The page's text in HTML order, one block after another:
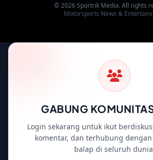
© 2026 Sportrik Media. All rights
Motorsports News &
GABUNG
Login sekarang untuk ikut
komentar, dan terhubung
balap di seluruh